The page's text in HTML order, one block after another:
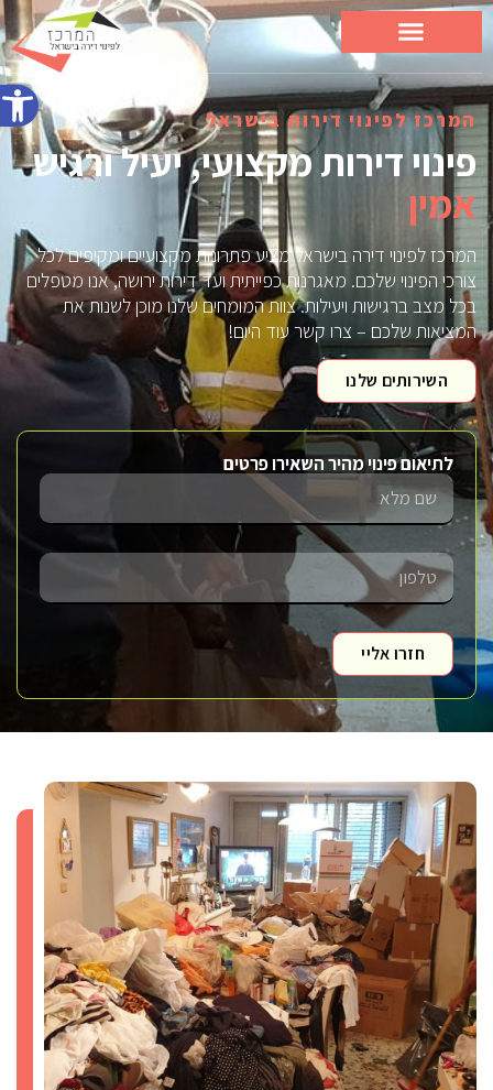
פתח
המרכז לפינוי דירות בישראל
פינוי דירות מקצועי, יעיל ורגיש
מקיף
המרכז לפינוי דירה בישראל מציע פתרונות מקצועיים ומקיפים לכל
צורכי הפינוי שלכם. מאגרנות כפייתית ועד דירות ירושה, אנו מטפלים
בכל מצב ברגישות ויעילות. צוות המומחים שלנו מוכן לשנות את
המציאות שלכם – צרו קשר עוד היום!
השירותים שלנו
לתיאום פינוי מהיר השאירו פרטים
חזרו אליי